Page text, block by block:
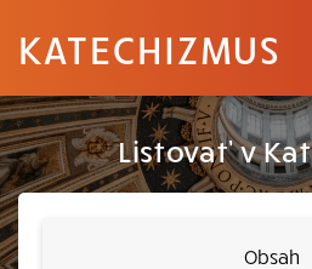
KATECHIZMUS
Listovať v
Obsah